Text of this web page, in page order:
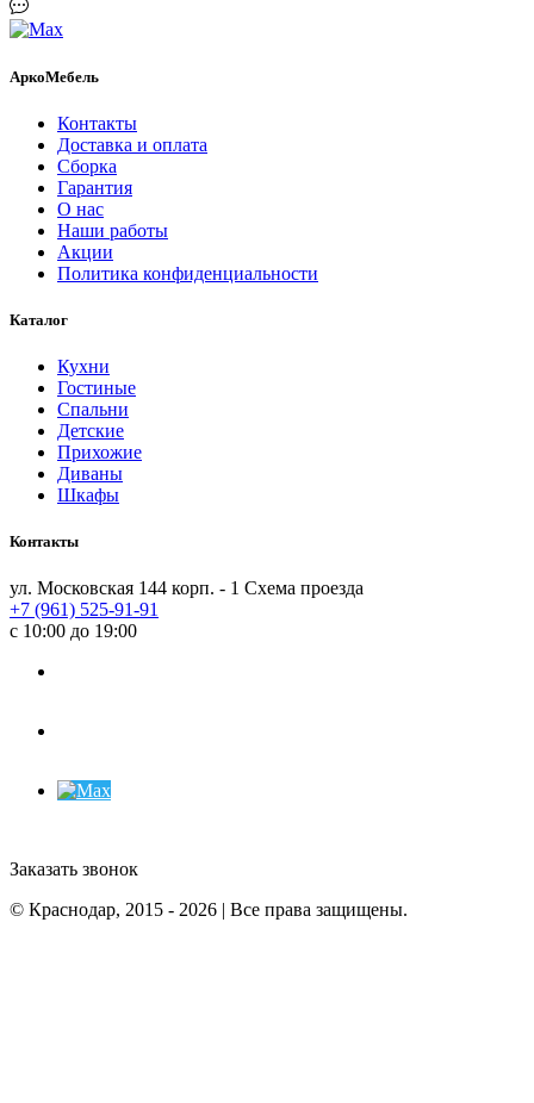
АркоМебель
Контакты
Доставка и оплата
Сборка
Гарантия
О нас
Наши работы
Акции
Политика конфиденциальности
Каталог
Кухни
Гостиные
Спальни
Детские
Прихожие
Диваны
Шкафы
Контакты
ул. Московская 144 корп. - 1 Схема проезда
+7 (961) 525-91-91
с 10:00 до 19:00
Заказать звонок
© Краснодар, 2015 - 2026 | Все права защищены.